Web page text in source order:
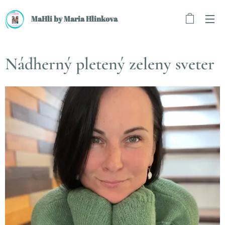
MaHli by Maria Hlinkova
Nádherný pletený zeleny sveter